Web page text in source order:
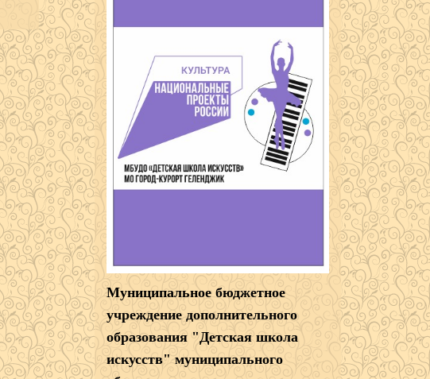
Муниципальное бюджетное
учреждение дополнительного
образования "Детская школа
искусств" муниципального